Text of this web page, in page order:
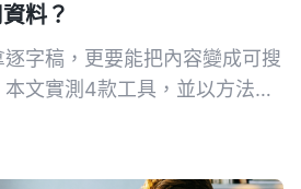
料？
字稿，更要能把內容變成可搜
文實測4款工具，並以方法論